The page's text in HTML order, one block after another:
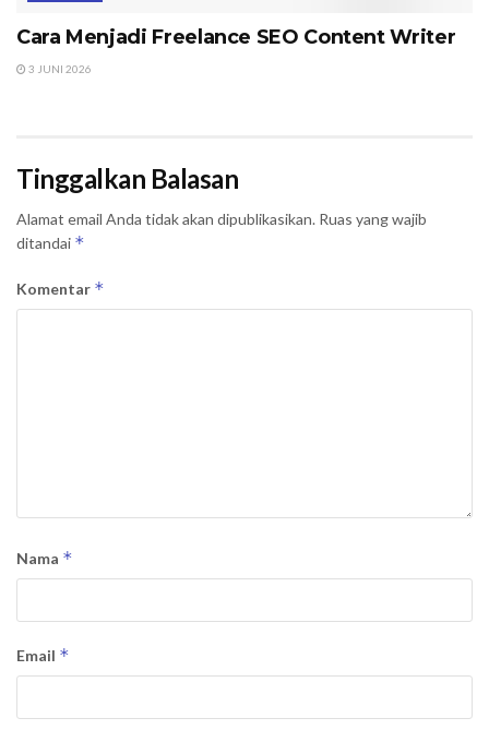
Cara Menjadi Freelance SEO Content Writer
3 JUNI 2026
Tinggalkan Balasan
Alamat email Anda tidak akan dipublikasikan. Ruas yang wajib
ditandai *
Komentar *
Nama *
Email *